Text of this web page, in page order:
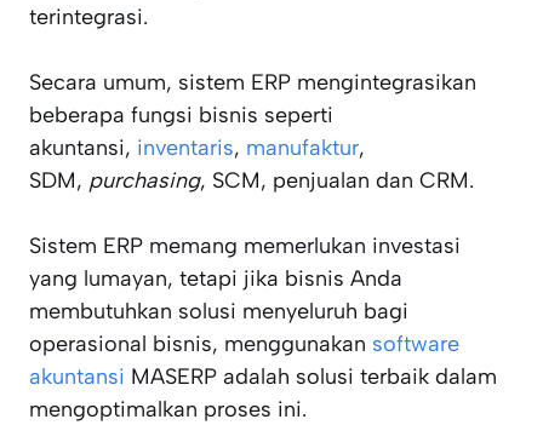
terintegrasi.
Secara umum, sistem ERP mengintegrasikan
beberapa fungsi bisnis seperti
akuntansi, inventaris, manufaktur,
SDM, purchasing, SCM, penjualan dan CRM.
Sistem ERP memang memerlukan investasi
yang lumayan, tetapi jika bisnis Anda
membutuhkan solusi menyeluruh bagi
operasional bisnis, menggunakan software
akuntansi MASERP adalah solusi terbaik dalam
mengoptimalkan proses ini.